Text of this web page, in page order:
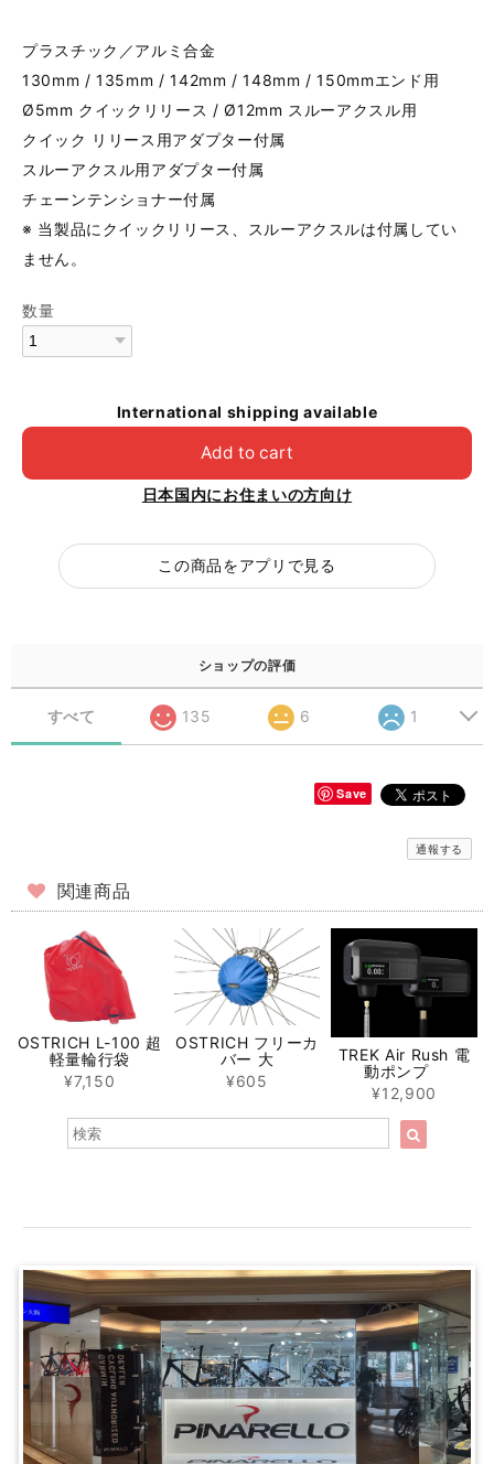
プラスチック／アルミ合金
130mm / 135mm / 142mm / 148mm / 150mmエンド用
Ø5mm クイックリリース / Ø12mm スルーアクスル用
クイック リリース用アダプター付属
スルーアクスル用アダプター付属
チェーンテンショナー付属
※ 当製品にクイックリリース、スルーアクスルは付属してい
ません。
数量
International shipping available
Add to cart
日本国内にお住まいの方向け
この商品をアプリで見る
ショップの評価
すべて 135 6 1
Save
通報する
関連商品
OSTRICH L-100 超
軽量輪行袋
¥7,150
OSTRICH フリーカ
バー 大
¥605
TREK Air Rush 電
動ポンプ
¥12,900